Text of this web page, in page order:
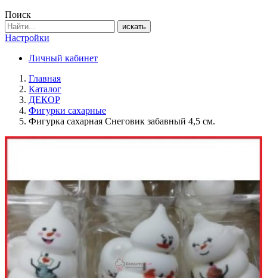
Поиск
искать
Настройки
Личный кабинет
Главная
Каталог
ДЕКОР
Фигурки сахарные
Фигурка сахарная Снеговик забавный 4,5 см.